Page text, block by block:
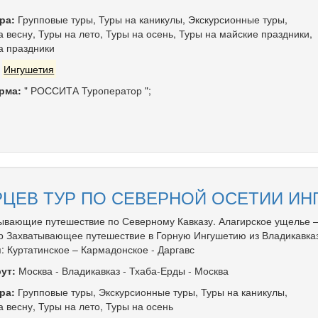
Групповые туры, Туры на каникулы, Экскурсионные туры,
весну, Туры на лето, Туры на осень, Туры на майские праздники,
праздники
Ингушетия
" РОССИТА Туроператор ";
ТУР ПО СЕВЕРНОЙ ОСЕТИИ
путешествие по Северному Кавказу. Алагирское ущелье
Захватывающее путешествие в Горную Ингушетию из
Куртатинское – Кармадонское - Даргавс
Москва- Владикавказ- Тхаба-Ерды - Москва
Групповые туры, Экскурсионные туры, Туры на каникулы,
весну, Туры на лето, Туры на осень